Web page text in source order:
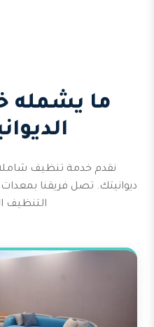
ما يشمله
نقدم خدمة تنظيف
ديوانيتك. تصل فريقنا